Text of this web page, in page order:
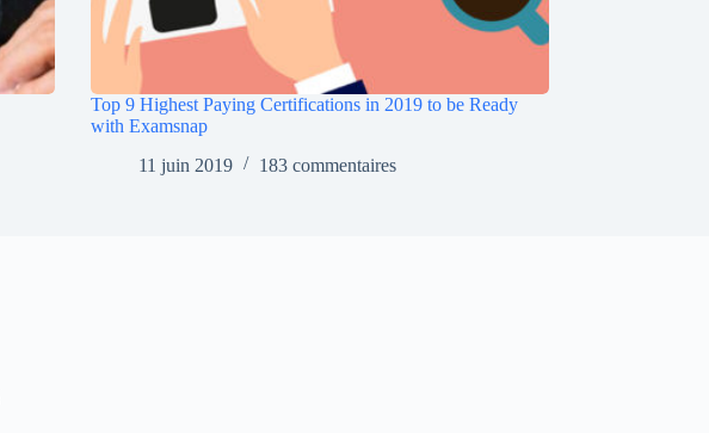
Top 9 Highest Paying Certifications in 2019 to be Ready
with Examsnap
11 juin 2019
183 commentaires